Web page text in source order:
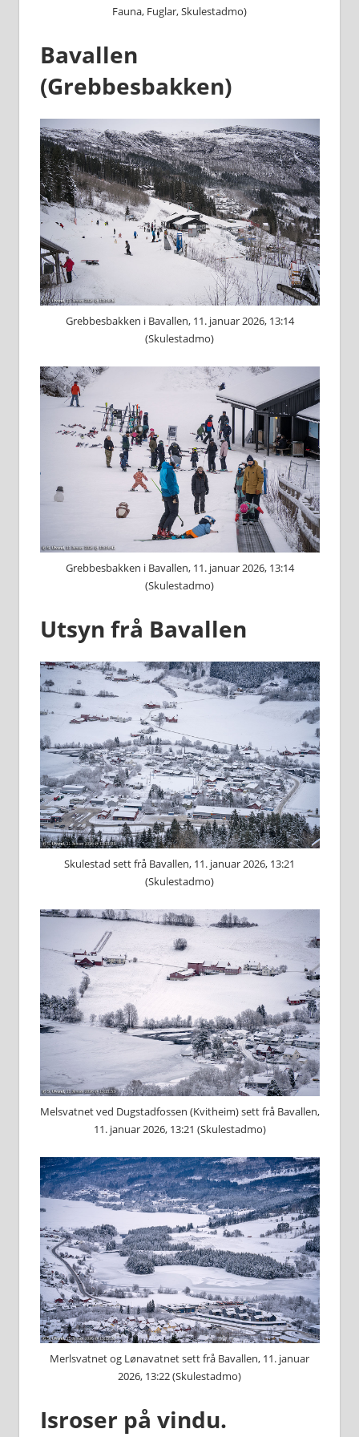
Fauna, Fuglar, Skulestadmo)
Bavallen
(Grebbesbakken)
Grebbesbakken i Bavallen, 11. januar 2026, 13:14
(Skulestadmo)
Grebbesbakken i Bavallen, 11. januar 2026, 13:14
(Skulestadmo)
Utsyn frå Bavallen
Skulestad sett frå Bavallen, 11. januar 2026, 13:21
(Skulestadmo)
Melsvatnet ved Dugstadfossen (Kvitheim) sett frå Bavallen,
11. januar 2026, 13:21 (Skulestadmo)
Merlsvatnet og Lønavatnet sett frå Bavallen, 11. januar
2026, 13:22 (Skulestadmo)
Isroser på vindu.